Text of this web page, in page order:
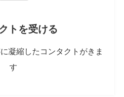
トを受ける
凝縮したコンタクトがきま
す